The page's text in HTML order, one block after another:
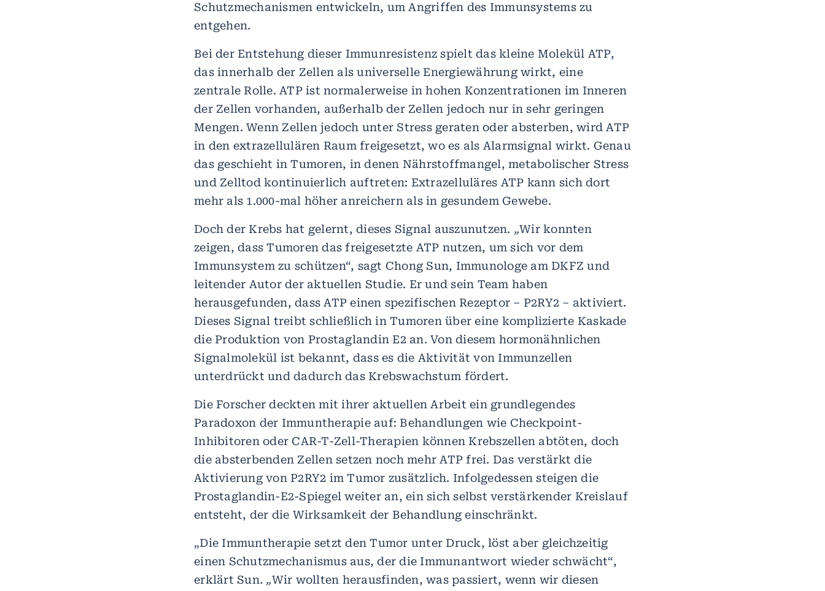
Schutzmechanismen entwickeln, um Angriffen des Immunsystems zu
entgehen.
Bei der Entstehung dieser Immunresistenz spielt das kleine Molekül ATP,
das innerhalb der Zellen als universelle Energiewährung wirkt, eine
zentrale Rolle. ATP ist normalerweise in hohen Konzentrationen im Inneren
der Zellen vorhanden, außerhalb der Zellen jedoch nur in sehr geringen
Mengen. Wenn Zellen jedoch unter Stress geraten oder absterben, wird ATP
in den extrazellulären Raum freigesetzt, wo es als Alarmsignal wirkt. Genau
das geschieht in Tumoren, in denen Nährstoffmangel, metabolischer Stress
und Zelltod kontinuierlich auftreten: Extrazelluläres ATP kann sich dort
mehr als 1.000-mal höher anreichern als in gesundem Gewebe.
Doch der Krebs hat gelernt, dieses Signal auszunutzen. „Wir konnten
zeigen, dass Tumoren das freigesetzte ATP nutzen, um sich vor dem
Immunsystem zu schützen“, sagt Chong Sun, Immunologe am DKFZ und
leitender Autor der aktuellen Studie. Er und sein Team haben
herausgefunden, dass ATP einen spezifischen Rezeptor – P2RY2 – aktiviert.
Dieses Signal treibt schließlich in Tumoren über eine komplizierte Kaskade
die Produktion von Prostaglandin E2 an. Von diesem hormonähnlichen
Signalmolekül ist bekannt, dass es die Aktivität von Immunzellen
unterdrückt und dadurch das Krebswachstum fördert.
Die Forscher deckten mit ihrer aktuellen Arbeit ein grundlegendes
Paradoxon der Immuntherapie auf: Behandlungen wie Checkpoint-
Inhibitoren oder CAR-T-Zell-Therapien können Krebszellen abtöten, doch
die absterbenden Zellen setzen noch mehr ATP frei. Das verstärkt die
Aktivierung von P2RY2 im Tumor zusätzlich. Infolgedessen steigen die
Prostaglandin-E2-Spiegel weiter an, ein sich selbst verstärkender Kreislauf
entsteht, der die Wirksamkeit der Behandlung einschränkt.
„Die Immuntherapie setzt den Tumor unter Druck, löst aber gleichzeitig
einen Schutzmechanismus aus, der die Immunantwort wieder schwächt“,
erklärt Sun. „Wir wollten herausfinden, was passiert, wenn wir diesen